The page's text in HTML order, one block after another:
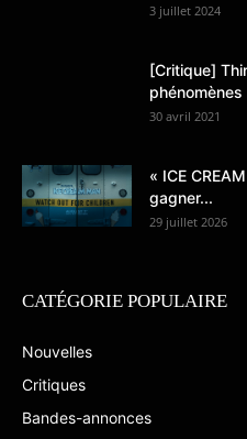
3 juillet 2024
[Critique]
30 avril 2021
« ICE
gagner...
29 juillet 2026
CATÉGORIE POPULAIRE
Nouvelles
Critiques
Bandes-annonces